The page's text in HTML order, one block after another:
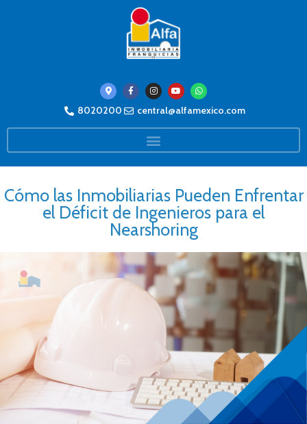
8020200 central@alfamexico.com
Cómo las Inmobiliarias Pueden Enfrentar
el Déficit de Ingenieros para el
Nearshoring